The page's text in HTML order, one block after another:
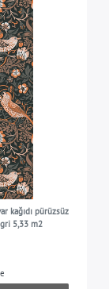
kağıdı pürüzsüz
5,33 m2